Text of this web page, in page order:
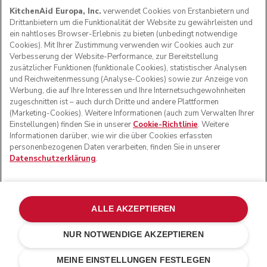
FOLGEN SIE UNS
und das Design der Küchenmaschine sind eingetragene
Marken in den USA und in anderen Ländern.
Meine cookies verwalten
Datenschutzerklärung
KitchenAid Europa, Inc. verwendet Cookies von Erstanbietern und
Drittanbietern um die Funktionalität der Website zu gewährleisten und
ein nahtloses Browser-Erlebnis zu bieten (unbedingt notwendige
Cookies). Mit Ihrer Zustimmung verwenden wir Cookies auch zur
Verbesserung der Website-Performance, zur Bereitstellung
zusätzlicher Funktionen (funktionale Cookies), statistischer Analysen
und Reichweitenmessung (Analyse-Cookies) sowie zur Anzeige von
Werbung, die auf Ihre Interessen und Ihre Internetsuchgewohnheiten
zugeschnitten ist – auch durch Dritte und andere Plattformen
(Marketing-Cookies). Weitere Informationen (auch zum Verwalten Ihrer
Einstellungen) finden Sie in unserer Cookie-Richtlinie. Weitere
Informationen darüber, wie wir die über Cookies erfassten
personenbezogenen Daten verarbeiten, finden Sie in unserer
Datenschutzerklärung.
MEINE EINSTELLUNGEN FESTLEGEN
NUR NOTWENDIGE AKZEPTIEREN
ALLE AKZEPTIEREN